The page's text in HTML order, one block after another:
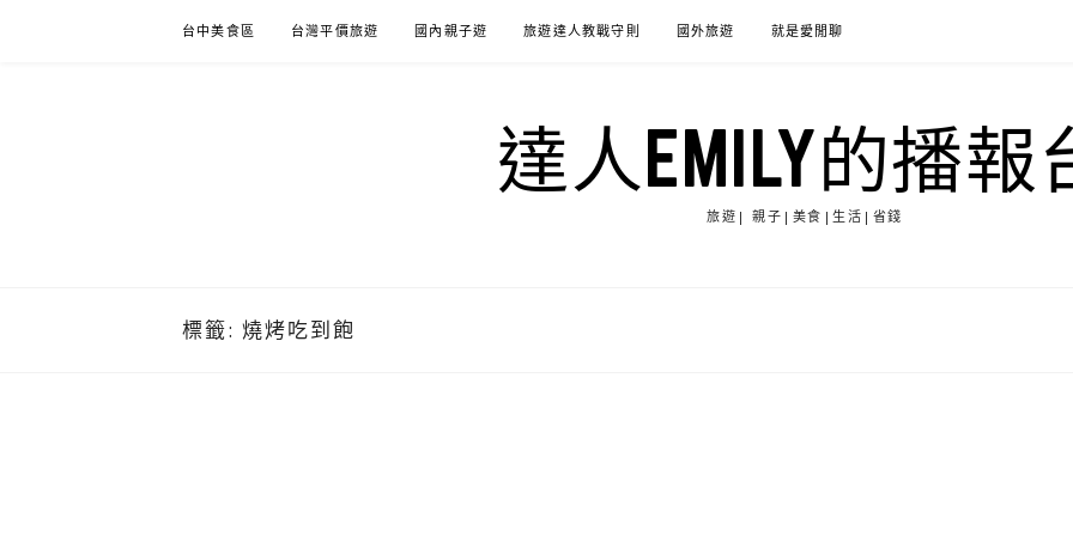
台中美食區 台灣平價旅遊 國內親子遊 旅遊達人教戰守則 國外旅遊 就是愛閒聊
達人EMILY的播報
旅遊| 親子|美食|生活|省錢
標籤: 燒烤吃到飽